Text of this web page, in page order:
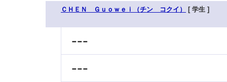
ＣＨＥＮ Ｇｕｏｗｅｉ（チン コクイ） [ 学生 ]
---
---